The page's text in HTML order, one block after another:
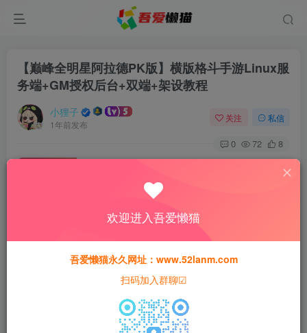
【巅峰全明星阿拉德PK版】横版格斗手游Linux服
务端+GM授权后台+双端+架设教程
小狸子
1年前发布
关注 私信
0 72 8
此内容为付费资源，请付费后查看
猫粮30
黄金会员猫粮15 钻石会员 免费
本站所有资源均为网络收集整理而来，仅供学习研究使用，请在下
载后24h内删除，谢谢合作！
欢迎进入吾爱懒猫
吾爱懒猫永久网址：www.52lanm.com
扫码加入群聊☑